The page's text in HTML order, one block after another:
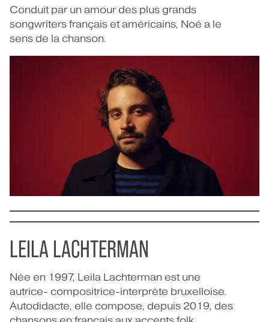
Conduit par un amour des plus grands
songwriters français et américains, Noé a le
sens de la chanson.
LEILA LACHTERMAN
Née en 1997, Leila Lachterman est une
autrice- compositrice-interprète bruxelloise.
Autodidacte, elle compose, depuis 2019, des